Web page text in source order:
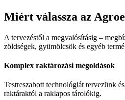
Miért válassza az
A tervezéstől a megvalósításig –
zöldségek, gyümölcsök és egyéb
Komplex raktározási megoldások
Testreszabott technológiát tervezünk
raktáraktól a raklapos tárolókig.